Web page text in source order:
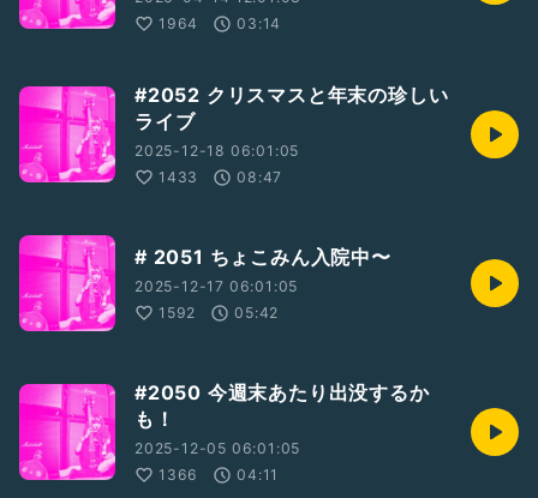
1964
03:14
#2052 クリスマスと年末の珍しい
ライブ
2025-12-18 06:01:05
1433
08:47
# 2051 ちょこみん入院中〜
2025-12-17 06:01:05
1592
05:42
#2050 今週末あたり出没するか
も！
2025-12-05 06:01:05
1366
04:11